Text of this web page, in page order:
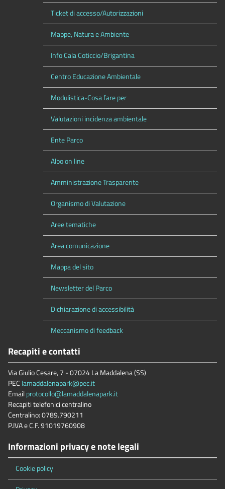
Ticket di accesso/Autorizzazioni
Mappe, Natura e Ambiente
Info Cala Coticcio/Brigantina
Centro Educazione Ambientale
Modulistica-Cosa fare per
Valutazioni incidenza ambientale
Ente Parco
Albo on line
Amministrazione Trasparente
Organismo di Valutazione
Aree tematiche
Area comunicazione
Mappa del sito
Newsletter del Parco
Dichiarazione di accessibilità
Meccanismo di feedback
Recapiti e contatti
Via Giulio Cesare, 7 - 07024 La Maddalena (SS)
PEC lamaddalenapark@pec.it
Emailprotocollo@lamaddalenapark.it
Recapiti telefonici centralino
Centralino: 0789.790211
P.IVA e C.F. 91019760908
Informazioni privacy e note legali
Cookie policy